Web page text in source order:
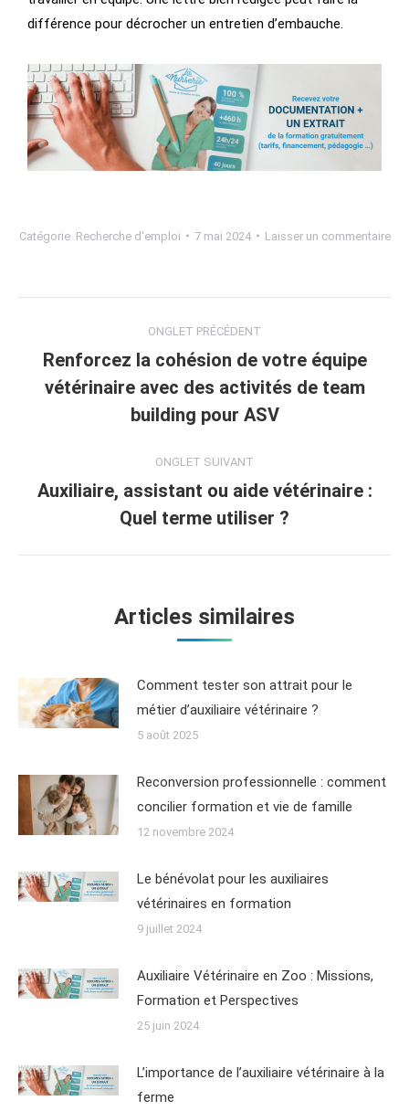
différence pour décrocher un entretien d’embauche.
Catégorie Recherche d'emploi 7 mai 2024 Laisser un commentaire
ONGLET PRÉCÉDENT
Renforcez la cohésion de votre équipe
vétérinaire avec des activités de team
building pour ASV
ONGLET SUIVANT
Auxiliaire, assistant ou aide vétérinaire :
Quel terme utiliser ?
Articles similaires
Comment tester son attrait pour le
métier d’auxiliaire vétérinaire ?
5 août 2025
Reconversion professionnelle : comment
concilier formation et vie de famille
12 novembre 2024
Le bénévolat pour les auxiliaires
vétérinaires en formation
9 juillet 2024
Auxiliaire Vétérinaire en Zoo : Missions,
Formation et Perspectives
25 juin 2024
L’importance de l’auxiliaire vétérinaire à la
ferme